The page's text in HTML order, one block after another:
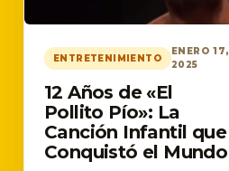
ENTRETENIMIENTO
ENERO 17,
2025
12 Años de «El
Pollito Pío»: La
Canción Infantil que
Conquistó el Mundo